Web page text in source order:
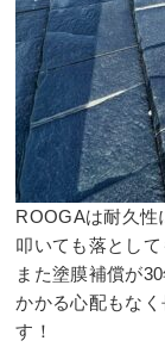
ROOGAは耐久性
叩いても落として
また塗膜補償が
かかる心配もな
す！⠀